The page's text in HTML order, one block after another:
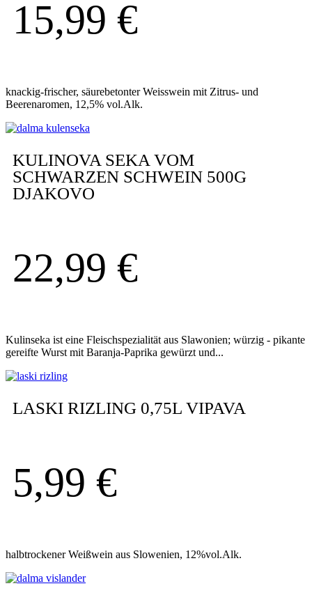
15,99 €
knackig-frischer, säurebetonter Weisswein mit Zitrus- und
Beerenaromen, 12,5% vol.Alk.
KULINOVA SEKA VOM
SCHWARZEN SCHWEIN 500G
DJAKOVO
22,99 €
Kulinseka ist eine Fleischspezialität aus Slawonien; würzig - pikante
gereifte Wurst mit Baranja-Paprika gewürzt und...
LASKI RIZLING 0,75L VIPAVA
5,99 €
halbtrockener Weißwein aus Slowenien, 12%vol.Alk.